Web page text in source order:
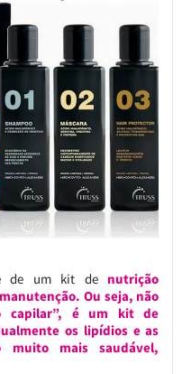
de um kit denutrição
Ou seja, não
capilar”, é um kit de
os lipídios e as
muito mais saudável,